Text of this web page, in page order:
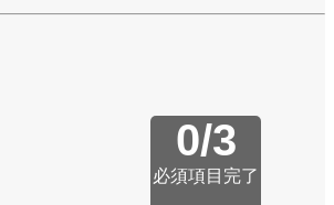
0/3
必須項目完了